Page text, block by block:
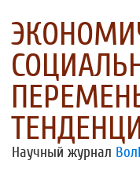
Научный журнал